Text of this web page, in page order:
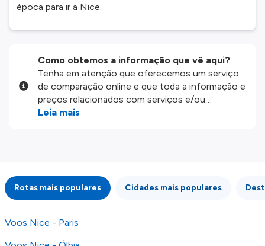
época para ir a Nice.
Como obtemos a informação que vê aqui?
Tenha em atenção que oferecemos um serviço
de comparação online e que toda a informação e
preços relacionados com serviços e/ou
produtos disponíveis no nosso website são
integridade ou pela precisão da informação
publicada, por isso verifique com atenção todas
as condições no website do parceiro antes de
fazer uma reserva. Para mais detalhes verifique
os nossos
Leia mais
Rotas mais populares Cidades mais populares
Voos Nice - Paris